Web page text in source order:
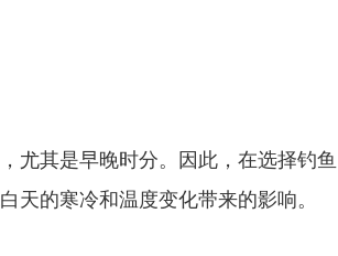
尤其是早晚时分。因此，在选择钓鱼
天的寒冷和温度变化带来的影响。